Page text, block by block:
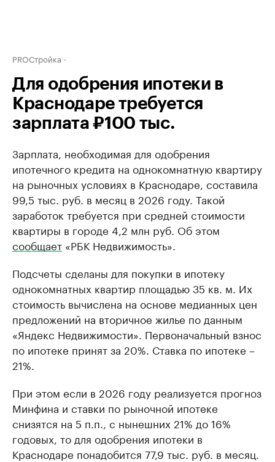
PROСтройка
Для одобрения ипотеки в
Краснодаре требуется
зарплата ₽100 тыс.
Зарплата, необходимая для одобрения
ипотечного кредита на однокомнатную квартиру
на рыночных условиях в Краснодаре, составила
99,5 тыс. руб. в месяц в 2026 году. Такой
заработок требуется при средней стоимости
квартиры в городе 4,2 млн руб. Об этом
сообщает «РБК Недвижимость».
Подсчеты сделаны для покупки в ипотеку
однокомнатных квартир площадью 35 кв. м. Их
стоимость вычислена на основе медианных цен
предложений на вторичное жилье по данным
«Яндекс Недвижимости». Первоначальный взнос
по ипотеке принят за 20%. Ставка по ипотеке –
21%.
При этом если в 2026 году реализуется прогноз
Минфина и ставки по рыночной ипотеке
снизятся на 5 п.п., с нынешних 21% до 16%
годовых, то для одобрения ипотеки в
Краснодаре понадобится 77,9 тыс. руб. в месяц.